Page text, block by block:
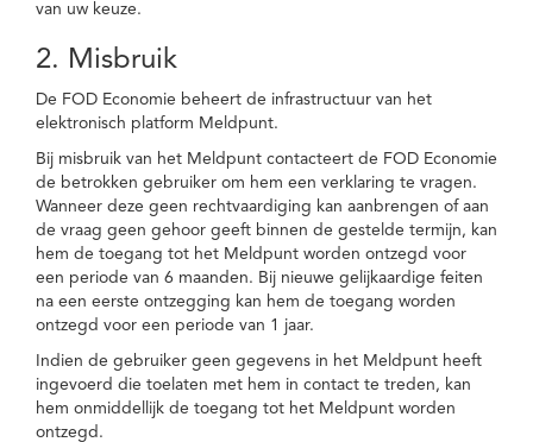
van uw keuze.
2. Misbruik
De FOD Economie beheert de infrastructuur van het
elektronisch platform Meldpunt.
Bij misbruik van het Meldpunt contacteert de FOD Economie
de betrokken gebruiker om hem een verklaring te vragen.
Wanneer deze geen rechtvaardiging kan aanbrengen of aan
de vraag geen gehoor geeft binnen de gestelde termijn, kan
hem de toegang tot het Meldpunt worden ontzegd voor
een periode van 6 maanden. Bij nieuwe gelijkaardige feiten
na een eerste ontzegging kan hem de toegang worden
ontzegd voor een periode van 1 jaar.
Indien de gebruiker geen gegevens in het Meldpunt heeft
ingevoerd die toelaten met hem in contact te treden, kan
hem onmiddellijk de toegang tot het Meldpunt worden
ontzegd.